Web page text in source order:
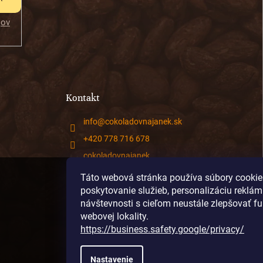
Táto webová stránka používa súbory
poskytovanie služieb, personalizáciu
návštevnosti s cieľom neustále zlepšovať
webovej lokality.
https://business.safety.google/privacy/
Nastavenie
Kontakt
info@cokoladovnajanek.sk
+420 778 716 678
cokoladovnajanek
cokoladovnajanek
@janek_chocolate